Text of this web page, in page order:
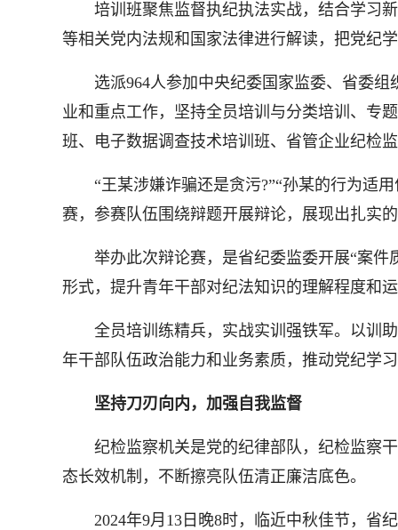
培训班聚焦监督执纪执法实战，结合学习新
等相关党内法规和国家法律进行解读，把党纪
选派964人参加中央纪委国家监委、省委组
业和重点工作，坚持全员培训与分类培训、专
班、电子数据调查技术培训班、省管企业纪检
“王某涉嫌诈骗还是贪污?”“孙某的行为适用
赛，参赛队伍围绕辩题开展辩论，展现出扎实
举办此次辩论赛，是省纪委监委开展“案件
形式，提升青年干部对纪法知识的理解程度和
全员培训练精兵，实战实训强铁军。以训助
年干部队伍政治能力和业务素质，推动党纪学
坚持刀刃向内，加强自我监督
纪检监察机关是党的纪律部队，纪检监察干
态长效机制，不断擦亮队伍清正廉洁底色。
2024年9月13日晚8时，临近中秋佳节，省纪